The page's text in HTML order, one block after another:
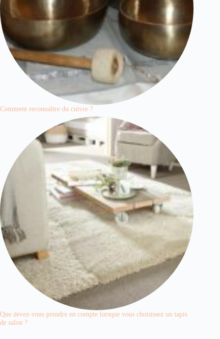
Comment reconnaître du cuivre ?
Que devez-vous prendre en compte lorsque vous choisissez un tapis
de salon ?